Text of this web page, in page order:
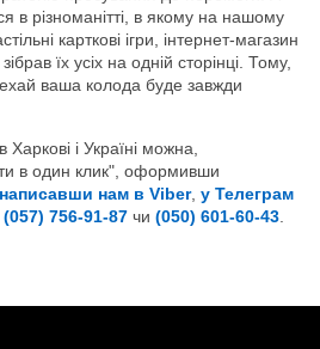
в різноманітті, в якому на нашому
карткові ігри, інтернет-магазин
їх усіх на одній сторінці. Тому,
ваша колода буде завжди
Харкові і Україні можна,
в один клик", оформивши
написавши нам в Viber, у Телеграм
(057) 756-91-87 чи (050) 601-60-43.